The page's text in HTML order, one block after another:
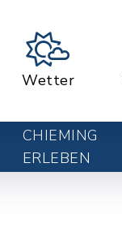
Wetter
CHIEMING
ERLEBEN